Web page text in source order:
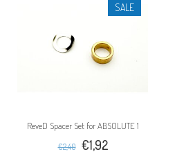
SALE
ReveD Spacer Set for ABSOLUTE 1
€2,40 €1,92